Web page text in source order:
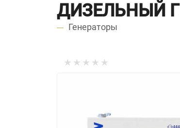
ДИЗЕЛЬНЫЙ
Генераторы